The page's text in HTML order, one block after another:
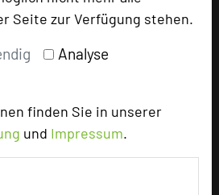
Seite zur Verfügung stehen.
Analyse
finden Sie in unserer
und Impressum.
bewerten